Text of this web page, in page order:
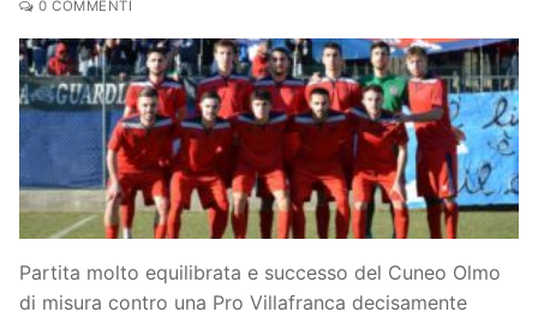
0 COMMENTI
Partita molto equilibrata e successo del Cuneo Olmo
di misura contro una Pro Villafranca decisamente